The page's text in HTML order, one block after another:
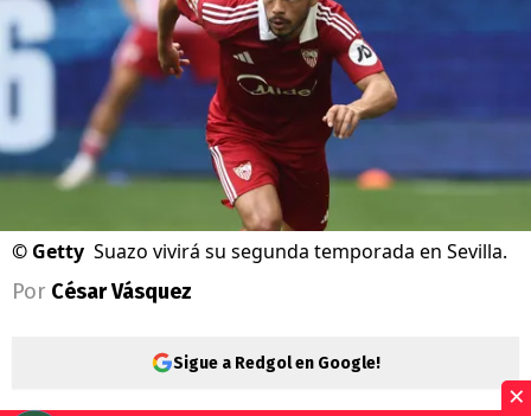
© Getty Suazo vivirá su segunda temporada en Sevilla.
Por César Vásquez
Sigue a Redgol en Google!
×